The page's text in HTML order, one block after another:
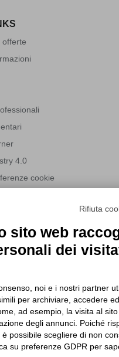
offerte
4.0
cookie
newsletter per rimanere
mondo HORECA e per
al trattamento dei dati
privacy policy.
ALLA
nuovi prodotti in anteprima e
Rifiuta
sito web
dei
noi e i nostri partner
per archiviare, accedere
ad esempio, la visita al
degli annunci. Poiché
è possibile scegliere di non
su preferenze GDPR per